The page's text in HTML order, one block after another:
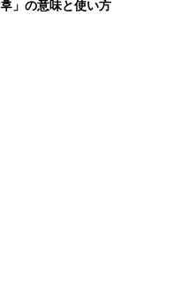
후」の意味と使い方